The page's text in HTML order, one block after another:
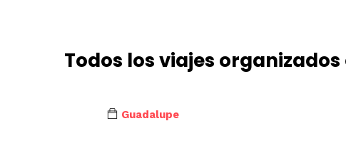
Todos los viajes
Guadalupe